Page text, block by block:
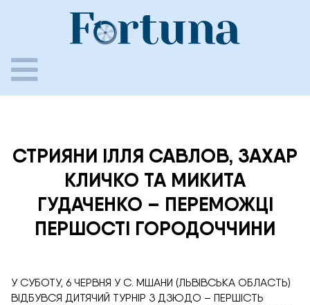
СТРИЯНИ ІЛЛЯ САВЛОВ, ЗАХАР
КЛИЧКО ТА МИКИТА
ГУДАЧЕНКО – ПЕРЕМОЖЦІ
ПЕРШОСТІ ГОРОДОЧЧИНИ
У СУБОТУ, 6 ЧЕРВНЯ У С. МШАНИ (ЛЬВІВСЬКА ОБЛАСТЬ)
ВІДБУВСЯ ДИТЯЧИЙ ТУРНІР З ДЗЮДО – ПЕРШІСТЬ